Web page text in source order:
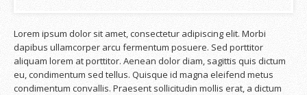
Lorem ipsum dolor sit amet, consectetur adipiscing elit. Morbi
dapibus ullamcorper arcu fermentum posuere. Sed porttitor
aliquam lorem at porttitor. Aenean dolor diam, sagittis quis dictum
eu, condimentum sed tellus. Quisque id magna eleifend metus
condimentum convallis. Praesent sollicitudin mollis erat, a dictum